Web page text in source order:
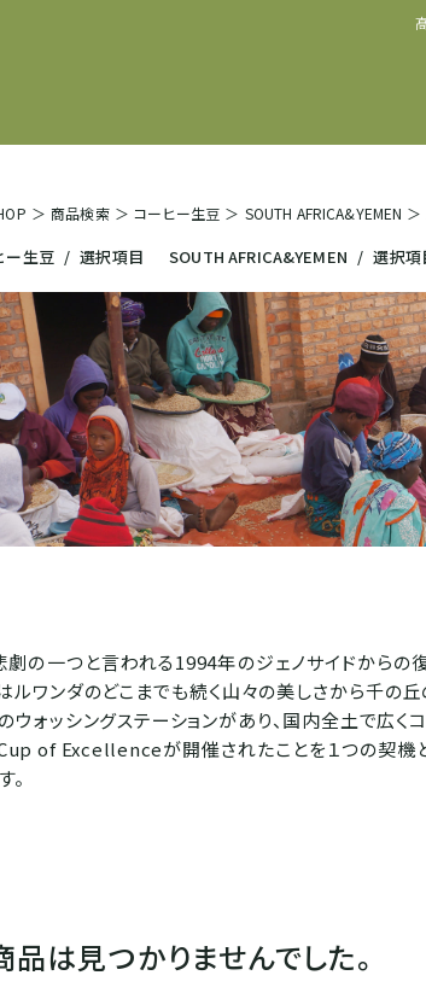
＞ 商品検索 ＞ コーヒー生豆 ＞ SOUTH AFRICA&YEMEN ＞
ー生豆 / 選択項目 SOUTH AFRICA&YEMEN / 選択
の一つと言われる1994年のジェノサイドからの
ルワンダのどこまでも続く山々の美しさから千の丘
ウォッシングステーションがあり、国内全土で広く
of Excellenceが開催されたことを１つの契機
。
品は見つかりませんでした。